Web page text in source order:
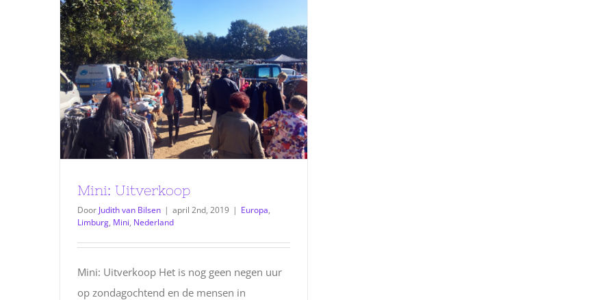
Mini: Uitverkoop
Door Judith van Bilsen | april 2nd, 2019 | Europa,
Limburg, Mini, Nederland
Mini: Uitverkoop Het is nog geen negen uur
op zondagochtend en de mensen in